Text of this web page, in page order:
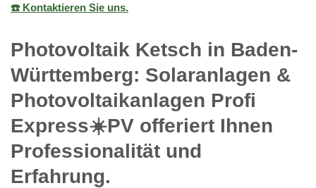
☎️ Kontaktieren Sie uns.
Photovoltaik Ketsch in Baden-
Württemberg: Solaranlagen &
Photovoltaikanlagen Profi
Express☀️PV️ offeriert Ihnen
Professionalität und
Erfahrung.